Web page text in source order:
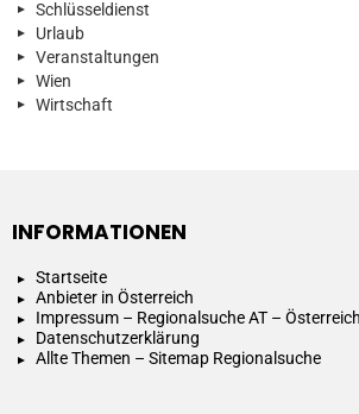
Schlüsseldienst
Urlaub
Veranstaltungen
Wien
Wirtschaft
INFORMATIONEN
Startseite
Anbieter in Österreich
Impressum – Regionalsuche AT – Österreich
Datenschutzerklärung
Allte Themen – Sitemap Regionalsuche